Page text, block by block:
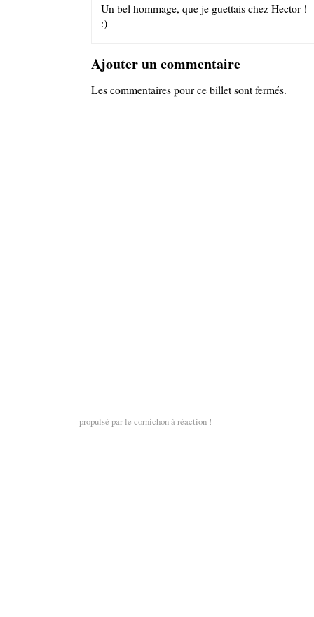
Un bel hommage, que je guettais chez Hector !
:)
Ajouter un commentaire
Les commentaires pour ce billet sont fermés.
propulsé par le cornichon à réaction !